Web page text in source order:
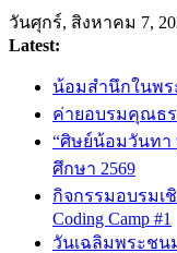
Skip
to
content
วันศุกร์, สิงหาคม 7,
Latest:
น้อมสำนึกในพ
ค่ายอบรมคุณธร
“ศิษย์น้อมวันทา
ศึกษา 2569
กิจกรรมอบรมเ
Coding Camp #1
วันเฉลิมพระชน